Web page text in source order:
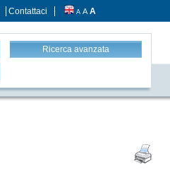
Contattaci A A A
Ricerca avanzata